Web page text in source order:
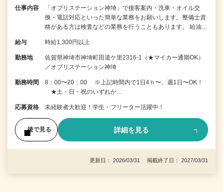
仕事内容
「オブリステーション神埼」で接客案内・洗車・オイル交
換・電話対応といった簡単な業務をお願いします。整備士資
格がある方は検査などの業務を行うこともあります。 給油…
給与 時給1,300円以上
勤務地
佐賀県神埼市神埼町田道ケ里2316-1（★マイカー通期OK）
／オブリステーション神埼
勤務時間
8：00〜20：00 ※上記時間内で1日4ｈ〜、週1日〜OK！
★土・日・祝のいずれか…
応募資格 未経験者大歓迎！学生・フリーター活躍中！
後で見る 詳細を見る
更新日： 2026/03/31 掲載終了日： 2027/03/31